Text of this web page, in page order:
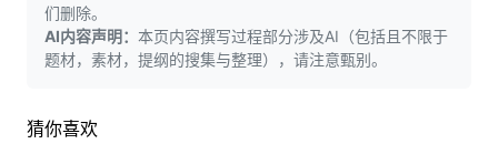
们删除。
AI内容声明： 本页内容撰写过程部分涉及AI（包括且不限于
题材，素材，提纲的搜集与整理），请注意甄别。
猜你喜欢